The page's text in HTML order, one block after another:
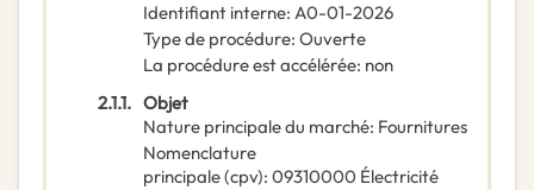
Identifiant interne: A0-01-2026
Type de procédure: Ouverte
La procédure est accélérée: non
2.1.1. Objet
Nature principale du marché: Fournitures
Nomenclature
principale(cpv): 09310000 Électricité